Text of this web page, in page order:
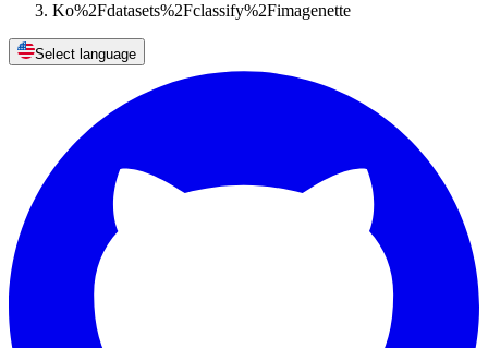
Ko%2Fdatasets%2Fclassify%2Fimagenette
Select language